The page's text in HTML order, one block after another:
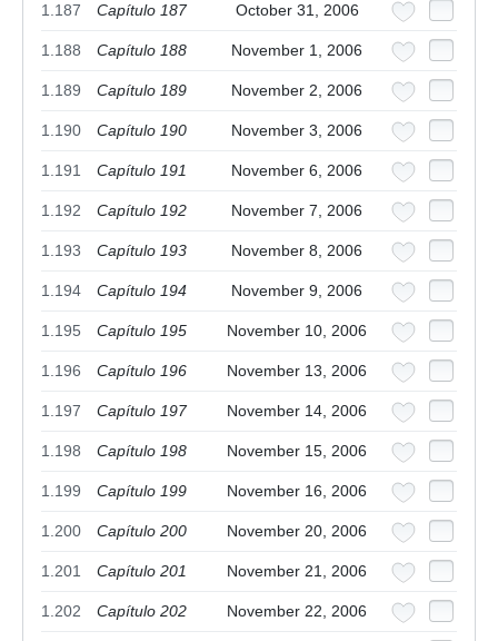
1.187 Capítulo 187 October 31, 2006
1.188 Capítulo 188 November 1, 2006
1.189 Capítulo 189 November 2, 2006
1.190 Capítulo 190 November 3, 2006
1.191 Capítulo 191 November 6, 2006
1.192 Capítulo 192 November 7, 2006
1.193 Capítulo 193 November 8, 2006
1.194 Capítulo 194 November 9, 2006
1.195 Capítulo 195 November 10, 2006
1.196 Capítulo 196 November 13, 2006
1.197 Capítulo 197 November 14, 2006
1.198 Capítulo 198 November 15, 2006
1.199 Capítulo 199 November 16, 2006
1.200 Capítulo 200 November 20, 2006
1.201 Capítulo 201 November 21, 2006
1.202 Capítulo 202 November 22, 2006